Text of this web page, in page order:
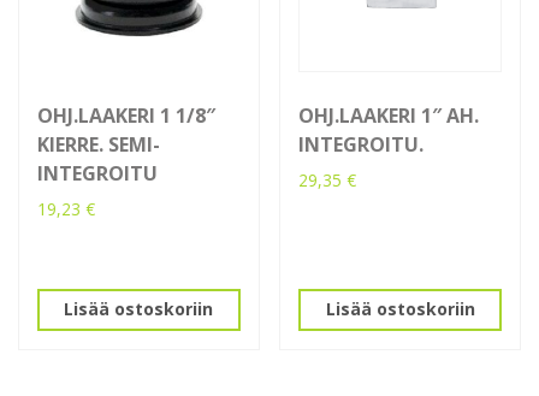
OHJ.LAAKERI 1 1/8″
KIERRE. SEMI-
INTEGROITU
19,23 €
Lisää ostoskoriin
OHJ.LAAKERI 1″ AH.
INTEGROITU.
29,35€
Lisää ostoskoriin